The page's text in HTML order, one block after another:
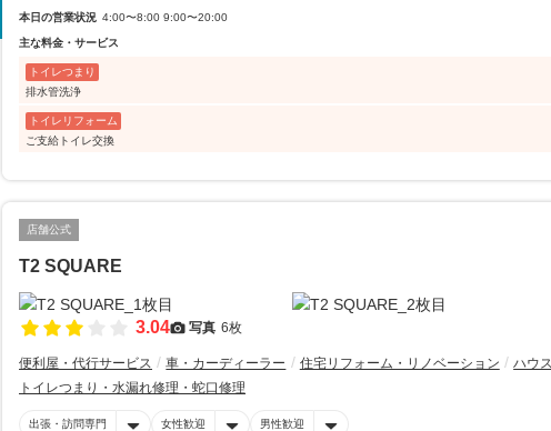
本日の営業状況 4:00〜8:00 9:00〜20:00
主な料金・サービス
トイレつまり
排水管洗浄
トイレリフォーム
ご支給トイレ交換
店舗公式
T2 SQUARE
3.04 写真 6枚
便利屋・代行サービス 車・カーディーラー 住宅リフォーム・リノベーション
ハウ
トイレつまり・水漏れ修理・蛇口修理
出張・訪問専門 女性歓迎 男性歓迎